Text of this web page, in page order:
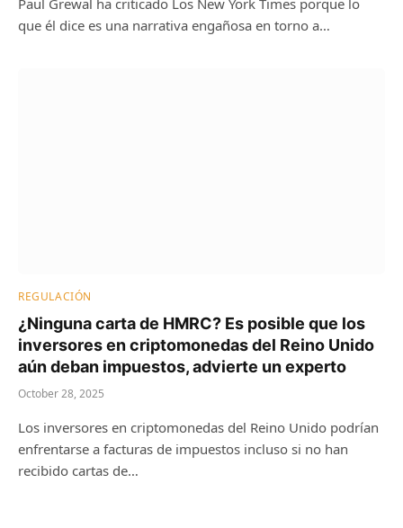
que él dice es una narrativa engañosa en torno a…
REGULACIÓN
¿Ninguna carta de HMRC? Es posible que los
inversores en criptomonedas del Reino Unido
aún deban impuestos, advierte un experto
October 28, 2025
Los inversores en criptomonedas del Reino Unido podrían
enfrentarse a facturas de impuestos incluso si no han
recibido cartas de…